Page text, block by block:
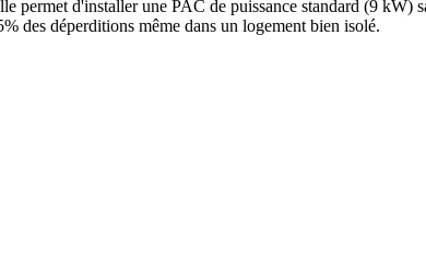
permet d'installer une PAC de puissance standard (9 kW)
des déperditions même dans un logement bien isolé.